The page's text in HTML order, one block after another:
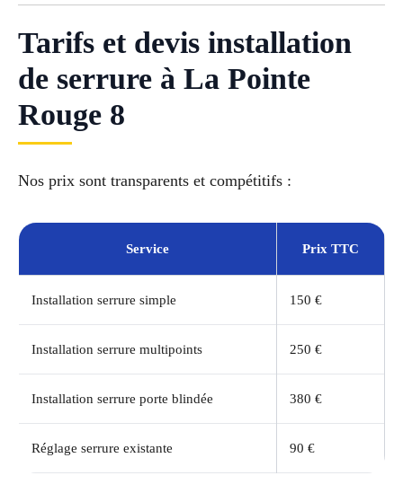
Tarifs et devis installation
de serrure à La Pointe
Rouge 8
Nos prix sont transparents et compétitifs :
Service Prix TTC
Installation serrure simple 150 €
Installation serrure multipoints 250 €
Installation serrure porte blindée 380 €
Réglage serrure existante 90 €